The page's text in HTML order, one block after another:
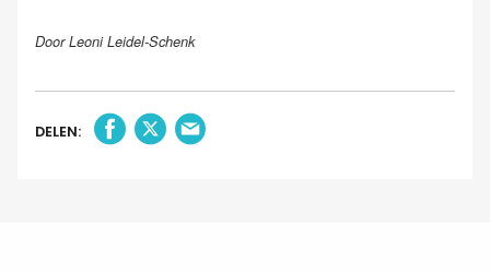
Door Leoni Leidel-Schenk
DELEN: